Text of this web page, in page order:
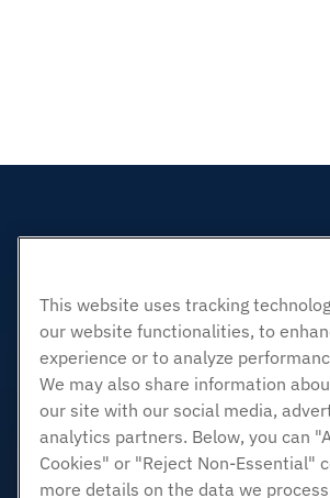
This website uses tracking
our website functionalities, to
experience or to analyze
We may also share information
our site with our social media,
analytics partners. Below, you can
Cookies" or "Reject Non-Essential"
more details on the data we